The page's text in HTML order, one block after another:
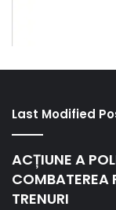
Last Modified
ACȚIUNE A
COMBATEREA
TRENURI